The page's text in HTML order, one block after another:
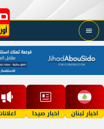
اخبار لبنان اخبار صيدا